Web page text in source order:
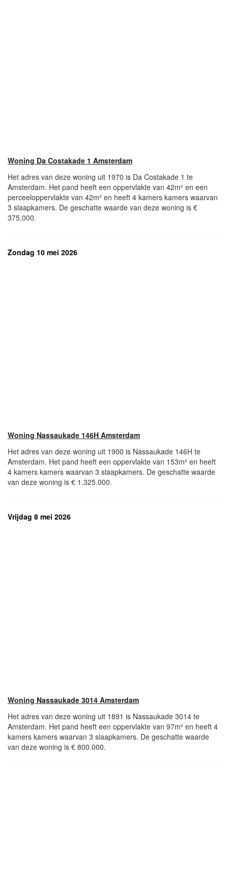
Woning Da Costakade 1 Amsterdam
Het adres van deze woning uit 1970 is Da Costakade 1 te
Amsterdam. Het pand heeft een oppervlakte van 42m² en een
perceeloppervlakte van 42m² en heeft 4 kamers kamers waarvan
3 slaapkamers. De geschatte waarde van deze woning is €
375.000.
Zondag 10 mei 2026
Woning Nassaukade 146H Amsterdam
Het adres van deze woning uit 1900 is Nassaukade 146H te
Amsterdam. Het pand heeft een oppervlakte van 153m² en heeft
4 kamers kamers waarvan 3 slaapkamers. De geschatte waarde
van deze woning is € 1.325.000.
Vrijdag 8 mei 2026
Woning Nassaukade 3014 Amsterdam
Het adres van deze woning uit 1891 is Nassaukade 3014 te
Amsterdam. Het pand heeft een oppervlakte van 97m² en heeft 4
kamers kamers waarvan 3 slaapkamers. De geschatte waarde
van deze woning is € 800.000.